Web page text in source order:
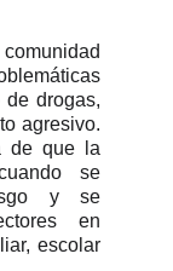
drogas,
agresivo.
de que la
se
y se
en
escolar